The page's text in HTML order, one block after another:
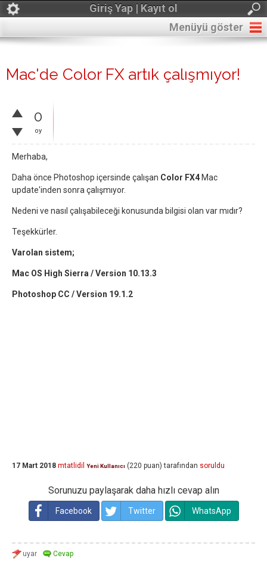
Giriş Yap | Kayıt ol
Menüyü göster
Mac'de Color FX artık çalışmıyor!
0
oy
Merhaba,
Daha önce Photoshop içersinde çalışan Color FX4 Mac
update'inden sonra çalışmıyor.
Nedeni ve nasıl çalışabileceği konusunda bilgisi olan var mıdır?
Teşekkürler.
Varolan sistem;
Mac OS High Sierra / Version 10.13.3
Photoshop CC / Version 19.1.2
17 Mart 2018 mtatlidil Yeni Kullanıcı (220 puan) tarafından soruldu
Sorunuzu paylaşarak daha hızlı cevap alın
Facebook Twitter WhatsApp